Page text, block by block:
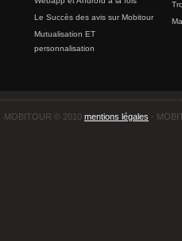
Le Succès des avis sur Mobitour
Mutualisation ET
personnalisation
MOBITOUR © 2010 mentions légales -